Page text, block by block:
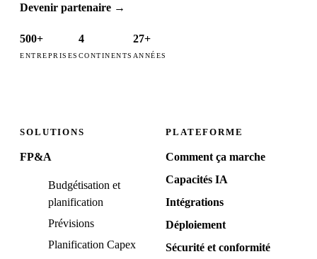
Devenir partenaire →
500+
ENTREPRISES
4
CONTINENTS
27+
ANNÉES
SOLUTIONS
FP&A
Budgétisation et
planification
Prévisions
Planification Capex
PLATEFORME
Comment ça marche
Capacités IA
Intégrations
Déploiement
Sécurité et conformité